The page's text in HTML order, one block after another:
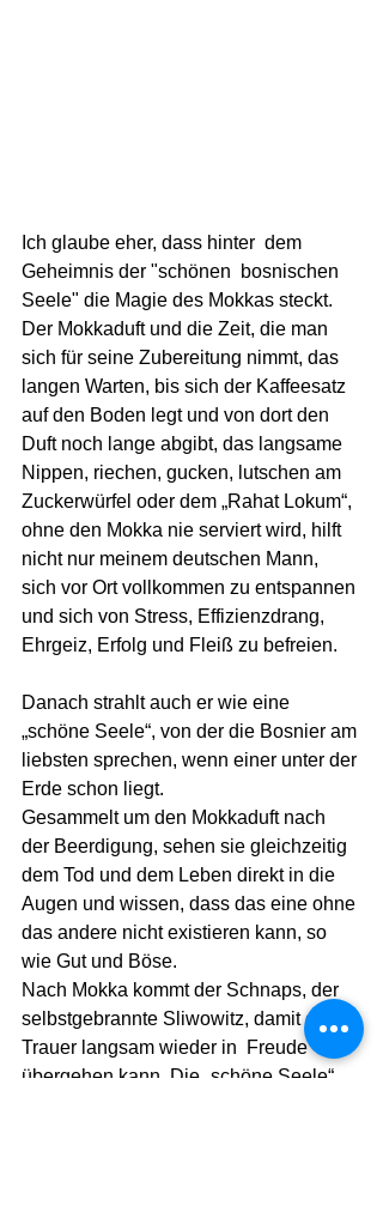
Ich glaube eher, dass hinter  dem
Geheimnis der "schönen  bosnischen
Seele" die Magie des Mokkas steckt.
Der Mokkaduft und die Zeit, die man
sich für seine Zubereitung nimmt, das
langen Warten, bis sich der Kaffeesatz
auf den Boden legt und von dort den
Duft noch lange abgibt, das langsame
Nippen, riechen, gucken, lutschen am
Zuckerwürfel oder dem „Rahat Lokum“,
ohne den Mokka nie serviert wird, hilft
nicht nur meinem deutschen Mann,
sich vor Ort vollkommen zu entspannen
und sich von Stress, Effizienzdrang,
Ehrgeiz, Erfolg und Fleiß zu befreien.
Danach strahlt auch er wie eine
„schöne Seele“, von der die Bosnier am
liebsten sprechen, wenn einer unter der
Erde schon liegt.
Gesammelt um den Mokkaduft nach
der Beerdigung, sehen sie gleichzeitig
dem Tod und dem Leben direkt in die
Augen und wissen, dass das eine ohne
das andere nicht existieren kann, so
wie Gut und Böse.
Nach Mokka kommt der Schnaps, der
selbstgebrannte Sliwowitz, damit die
Trauer langsam wieder in  Freude
übergehen kann. Die „schöne Seele“,